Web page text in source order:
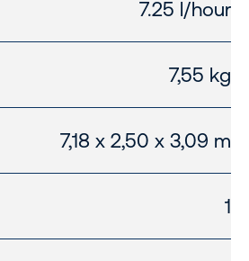
7.25 l/hour
7,55 kg
7,18 x 2,50 x 3,09 m
1